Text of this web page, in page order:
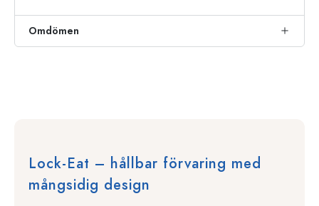
Omdömen
Lock-Eat – hållbar förvaring med
mångsidig design